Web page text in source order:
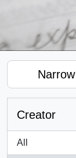
Creator
All